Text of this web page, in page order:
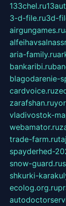
133chel.ru
3-d-file.ru3d-
airgungames.ru
aria-family.ru
bankaribi.ru
blagodarenie-
cardvoice.ru
zarafshan.ru
vladivostok-
webamator.ru
trade-farm.ru
spayderhed-
snow-guard.ru
shkurki-
ecolog.org.ru